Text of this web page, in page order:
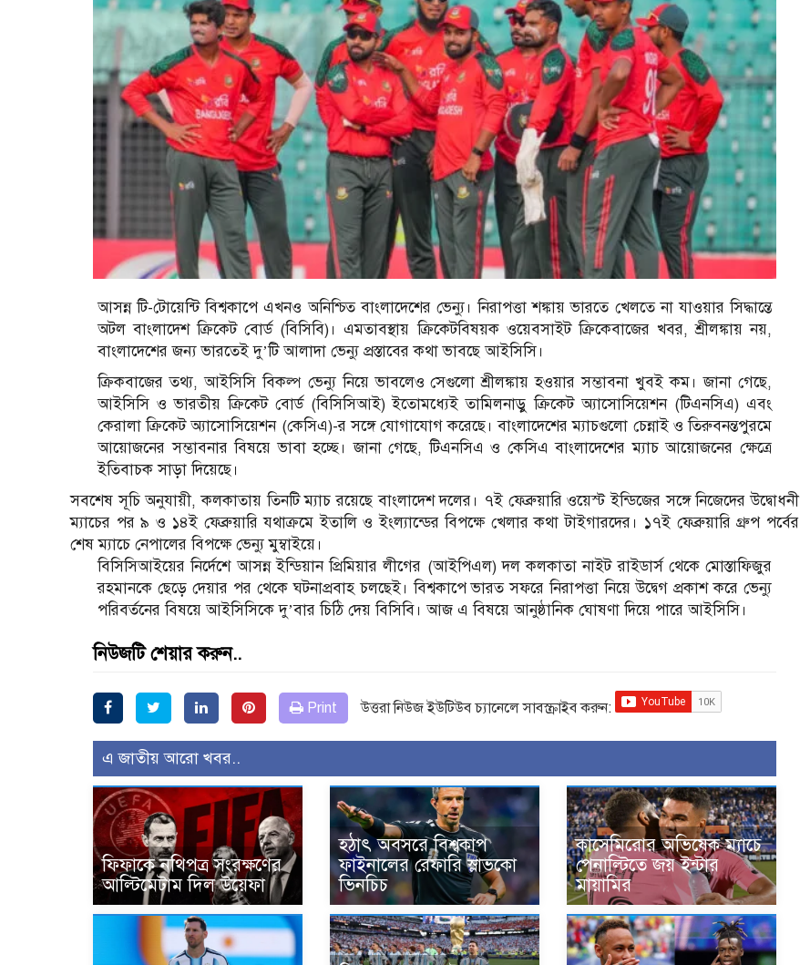
আসন্ন টি-টোয়েন্টি বিশ্বকাপে এখনও অনিশ্চিত বাংলাদেশের ভেন্যু। নিরাপত্তা শঙ্কায় ভারতে খেলতে না যাওয়ার সিদ্ধান্তে
অটল বাংলাদেশ ক্রিকেট বোর্ড (বিসিবি)। এমতাবস্থায় ক্রিকেটবিষয়ক ওয়েবসাইট ক্রিকেবাজের খবর, শ্রীলঙ্কায় নয়,
বাংলাদেশের জন্য ভারতেই দু’টি আলাদা ভেন্যু প্রস্তাবের কথা ভাবছে আইসিসি।
ক্রিকবাজের তথ্য, আইসিসি বিকল্প ভেন্যু নিয়ে ভাবলেও সেগুলো শ্রীলঙ্কায় হওয়ার সম্ভাবনা খুবই কম। জানা গেছে,
আইসিসি ও ভারতীয় ক্রিকেট বোর্ড (বিসিসিআই) ইতোমধ্যেই তামিলনাড়ু ক্রিকেট অ্যাসোসিয়েশন (টিএনসিএ) এবং
কেরালা ক্রিকেট অ্যাসোসিয়েশন (কেসিএ)-র সঙ্গে যোগাযোগ করেছে। বাংলাদেশের ম্যাচগুলো চেন্নাই ও তিরুবনন্তপুরমে
আয়োজনের সম্ভাবনার বিষয়ে ভাবা হচ্ছে। জানা গেছে, টিএনসিএ ও কেসিএ বাংলাদেশের ম্যাচ আয়োজনের ক্ষেত্রে
ইতিবাচক সাড়া দিয়েছে।
সবশেষ সূচি অনুযায়ী, কলকাতায় তিনটি ম্যাচ রয়েছে বাংলাদেশ দলের। ৭ই ফেব্রুয়ারি ওয়েস্ট ইন্ডিজের সঙ্গে নিজেদের উদ্বোধনী
ম্যাচের পর ৯ ও ১৪ই ফেব্রুয়ারি যথাক্রমে ইতালি ও ইংল্যান্ডের বিপক্ষে খেলার কথা টাইগারদের। ১৭ই ফেব্রুয়ারি গ্রুপ পর্বের
শেষ ম্যাচে নেপালের বিপক্ষে ভেন্যু মুম্বাইয়ে।
বিসিসিআইয়ের নির্দেশে আসন্ন ইন্ডিয়ান প্রিমিয়ার লীগের (আইপিএল) দল কলকাতা নাইট রাইডার্স থেকে মোস্তাফিজুর
রহমানকে ছেড়ে দেয়ার পর থেকে ঘটনাপ্রবাহ চলছেই। বিশ্বকাপে ভারত সফরে নিরাপত্তা নিয়ে উদ্বেগ প্রকাশ করে ভেন্যু
পরিবর্তনের বিষয়ে আইসিসিকে দু’বার চিঠি দেয় বিসিবি। আজ এ বিষয়ে আনুষ্ঠানিক ঘোষণা দিয়ে পারে আইসিসি।
নিউজটি শেয়ার করুন..
Print উত্তরা নিউজ ইউটিউব চ্যানেলে সাবস্ক্রাইব করুন:
এ জাতীয় আরো খবর..
ফিফাকে নথিপত্র সংরক্ষণের
আল্টিমেটাম দিল উয়েফা
হঠাৎ অবসরে বিশ্বকাপ
ফাইনালের রেফারি স্লাভকো
ভিনচিচ
কাসেমিরোর অভিষেক ম্যাচে
পেনাল্টিতে জয় ইন্টার
মায়ামির